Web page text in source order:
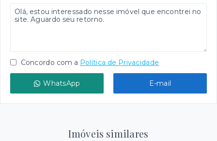
Concordo com a Política de Privacidade
WhatsApp E-mail
Imóveis similares